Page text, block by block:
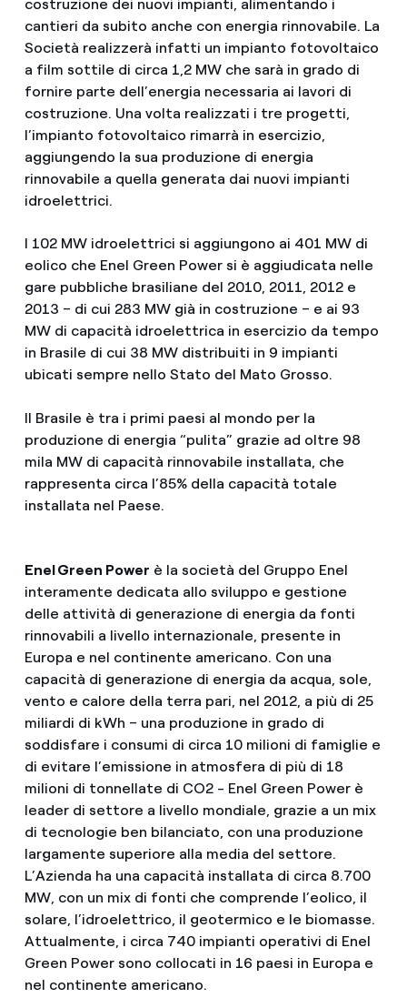
costruzione dei nuovi impianti, alimentando i
cantieri da subito anche con energia rinnovabile. La
Società realizzerà infatti un impianto fotovoltaico
a film sottile di circa 1,2 MW che sarà in grado di
fornire parte dell’energia necessaria ai lavori di
costruzione. Una volta realizzati i tre progetti,
l’impianto fotovoltaico rimarrà in esercizio,
aggiungendo la sua produzione di energia
rinnovabile a quella generata dai nuovi impianti
idroelettrici.
I 102 MW idroelettrici si aggiungono ai 401 MW di
eolico che Enel Green Power si è aggiudicata nelle
gare pubbliche brasiliane del 2010, 2011, 2012 e
2013 – di cui 283 MW già in costruzione – e ai 93
MW di capacità idroelettrica in esercizio da tempo
in Brasile di cui 38 MW distribuiti in 9 impianti
ubicati sempre nello Stato del Mato Grosso.
Il Brasile è tra i primi paesi al mondo per la
produzione di energia “pulita” grazie ad oltre 98
mila MW di capacità rinnovabile installata, che
rappresenta circa l’85% della capacità totale
installata nel Paese.
Enel Green Power è la società del Gruppo Enel
interamente dedicata allo sviluppo e gestione
delle attività di generazione di energia da fonti
rinnovabili a livello internazionale, presente in
Europa e nel continente americano. Con una
capacità di generazione di energia da acqua, sole,
vento e calore della terra pari, nel 2012, a più di 25
miliardi di kWh – una produzione in grado di
soddisfare i consumi di circa 10 milioni di famiglie e
di evitare l’emissione in atmosfera di più di 18
milioni di tonnellate di CO2 - Enel Green Power è
leader di settore a livello mondiale, grazie a un mix
di tecnologie ben bilanciato, con una produzione
largamente superiore alla media del settore.
L’Azienda ha una capacità installata di circa 8.700
MW, con un mix di fonti che comprende l’eolico, il
solare, l’idroelettrico, il geotermico e le biomasse.
Attualmente, i circa 740 impianti operativi di Enel
Green Power sono collocati in 16 paesi in Europa e
nel continente americano.